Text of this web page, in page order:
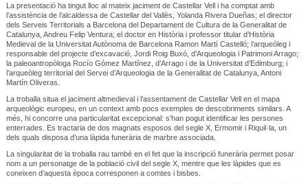
La presentació ha tingut lloc al mateix jaciment de Castellar Vell i ha comptat amb
l’assistència de l’alcaldessa de Castellar del Vallès, Yolanda Rivera Dueñas; el director
dels Serveis Territorials a Barcelona del Departament de Cultura de la Generalitat de
Catalunya, Andreu Felip Ventura; el doctor en Història i professor titular d’Història
Medieval de la Universitat Autònoma de Barcelona Ramon Martí Castelló; l’arqueòleg i
responsable del projecte d’excavació, Jordi Roig Buxó, d’Arqueologia i Patrimoni Arrago;
la paleoantropòloga Rocío Gómez Martínez, d’Arrago i de la Universitat d’Edimburg; i
l’arqueòleg territorial del Servei d’Arqueologia de la Generalitat de Catalunya, Antoni
Martín Oliveras.
La troballa situa el jaciment altmedieval i l’assentament de Castellar Vell en el mapa
arqueològic europeu, en un context amb pocs exemples de descobriments similars. A
més, hi concorre una particularitat excepcional: s’han pogut identificar les persones
enterrades. Es tractaria de dos magnats esposos del segle X, Ermomir i Riquil·la, un
dels quals disposa d’una làpida funerària de marbre associada.
La singularitat de la troballa rau també en el fet que la inscripció funerària permet posar
nom a un personatge de la població civil del segle X, mentre que les làpides que es
coneixen d’aquesta època corresponen a comtes i bisbes.